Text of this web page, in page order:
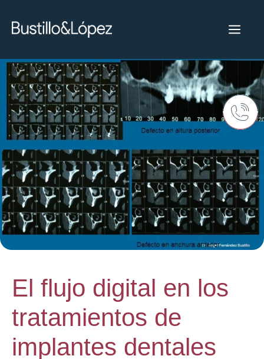
El flujo digital en los
tratamientos de
implantes dentales